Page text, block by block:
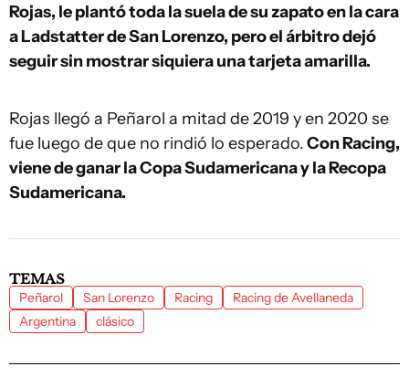
Rojas, le plantó toda la suela de su zapato en la cara
a Ladstatter de San Lorenzo, pero el árbitro dejó
seguir sin mostrar siquiera una tarjeta amarilla.
Rojas llegó a Peñarol a mitad de 2019 y en 2020 se
fue luego de que no rindió lo esperado.Con Racing,
viene de ganar la Copa Sudamericana y la Recopa
Sudamericana.
TEMAS
Peñarol San Lorenzo Racing
Racing de Avellaneda
Argentina
clásico